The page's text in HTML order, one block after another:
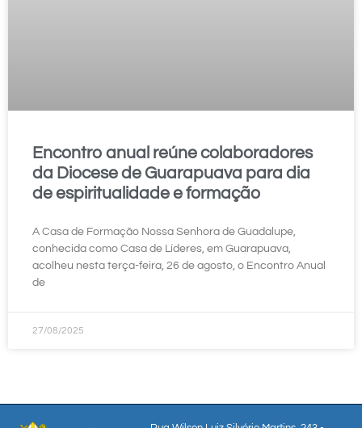
Encontro anual reúne colaboradores
da Diocese de Guarapuava para dia
de espiritualidade e formação
A Casa de Formação Nossa Senhora de Guadalupe,
conhecida como Casa de Líderes, em Guarapuava,
acolheu nesta terça-feira, 26 de agosto, o Encontro Anual
de
27/08/2025